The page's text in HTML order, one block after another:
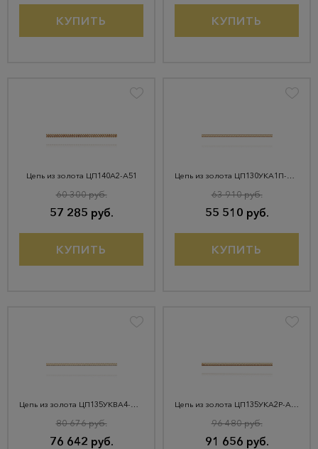
КУПИТЬ КУПИТЬ
Цепь из золота ЦП140А2-А51
57 285 руб.
60 300 руб.
КУПИТЬ
Цепь из золота ЦП130УКА1П-А51
55 510 руб.
63 910 руб.
КУПИТЬ
Цепь из золота ЦП135УКВА4-А51
76 642 руб.
80 676 руб.
Цепь из золота ЦП135УКА2Р-А51
91 656 руб.
96 480 руб.